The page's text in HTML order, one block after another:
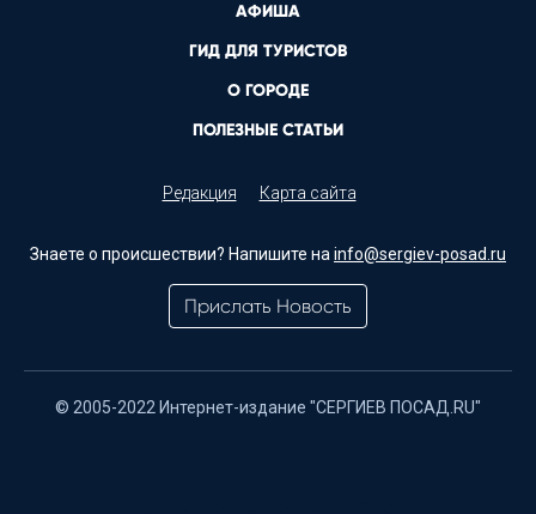
АФИША
ГИД ДЛЯ ТУРИСТОВ
О ГОРОДЕ
ПОЛЕЗНЫЕ СТАТЬИ
Редакция Карта сайта
Знаете о происшествии? Напишите на info@sergiev-posad.ru
Прислать Новость
© 2005-2022 Интернет-издание "СЕРГИЕВ ПОСАД.RU"